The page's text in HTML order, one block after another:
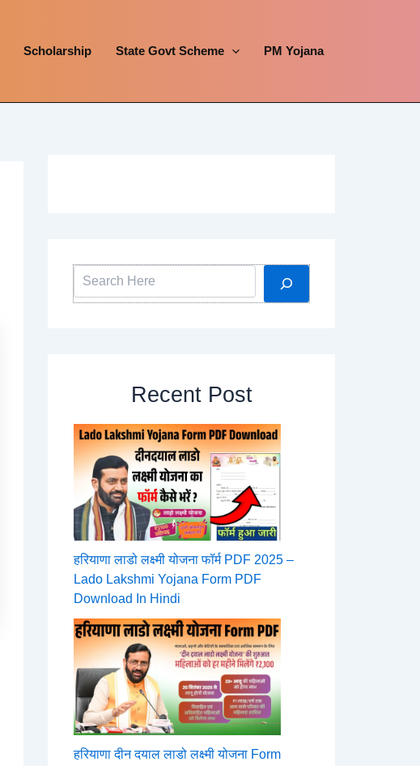
Scholarship State Govt Scheme PM Yojana
Search
Recent Post
हरियाणा लाडो लक्ष्मी योजना फॉर्म PDF 2025 –
Lado Lakshmi Yojana Form PDF
Download In Hindi
हरियाणा दीन दयाल लाडो लक्ष्मी योजना Form